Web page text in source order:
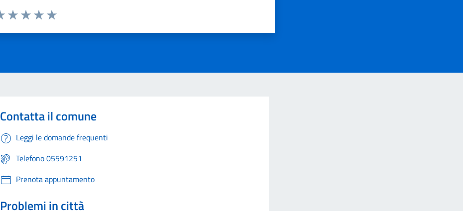
Contatta il comune
Leggi le domande frequenti
Telefono 05591251
Prenota appuntamento
Problemi in città